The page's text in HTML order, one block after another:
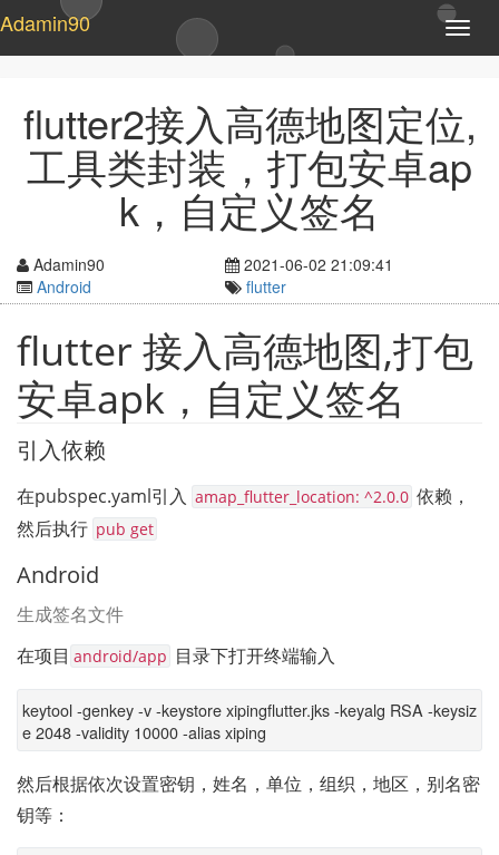
T
o
l
e
n
a
t
o
n
Adamin90
flutter2接入高德地图定位,
工具类封装，打包安卓ap
k，自定义签名
Adamin90
2021-06-02 21:09:41
Android
flutter
flutter 接入高德地图,打包
安卓apk，自定义签名
引入依赖
在pubspec.yaml引入 amap_flutter_location: ^2.0.0 依赖，
然后执行 pub get
Android
生成签名文件
在项目 android/app 目录下打开终端输入
keytool -genkey -v -keystore xipingflutter.jks -keyalg RSA -keysiz
e 2048 -validity 10000 -alias xiping
然后根据依次设置密钥，姓名，单位，组织，地区，别名密
钥等：